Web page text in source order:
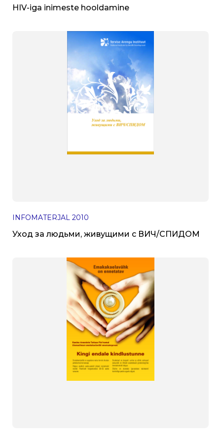
HIV-iga inimeste hooldamine
INFOMATERJAL 2010
Уход за людьми, живущими с ВИЧ/СПИДОМ